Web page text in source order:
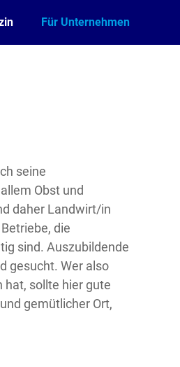
Für Unternehmen
seine
Obst und
daher Landwirt/in
die
sind. Auszubildende
gesucht. Wer also
sollte hier gute
gemütlicher Ort,